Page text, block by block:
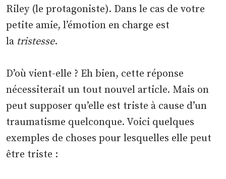
Riley (le protagoniste). Dans le cas de votre
petite amie, l’émotion en charge est
la tristesse.
D’où vient-elle ? Eh bien, cette réponse
nécessiterait un tout nouvel article. Mais on
peut supposer qu’elle est triste à cause d’un
traumatisme quelconque. Voici quelques
exemples de choses pour lesquelles elle peut
être triste :